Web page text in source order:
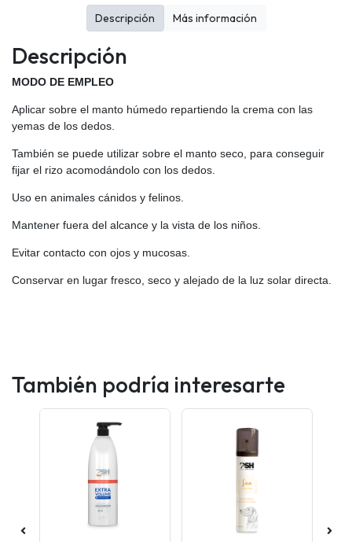
Descripción
MODO DE EMPLEO
Aplicar sobre el manto húmedo repartiendo la crema con las
yemas de los dedos.
También se puede utilizar sobre el manto seco, para conseguir
fijar el rizo acomodándolo con los dedos.
Uso en animales cánidos y felinos.
Mantener fuera del alcance y la vista de los niños.
Evitar contacto con ojos y mucosas.
Conservar en lugar fresco, seco y alejado de la luz solar directa.
Descripción Más información
También podría interesarte